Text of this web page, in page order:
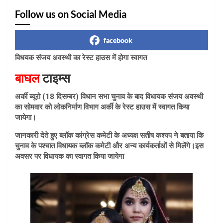
Follow us on Social Media
facebook
विधयक संजय अवस्थी का रेस्ट हाउस में होगा स्वागत
बाघलटाइम्स
अर्की ब्यूरो (18 दिसम्बर) विधान सभा चुनाव के बाद विधायक संजय अवस्थी
का सोमवार को लोकनिर्माण विभाग अर्की के रेस्ट हाउस में स्वागत किया
जायेगा।
जानकारी देते हुए ब्लॉक कांग्रेस कमेटी के अध्यक्ष सतीष कश्यप ने बताया कि
चुनाव के पश्चात विधायक ब्लॉक कमेटी और अन्य कार्यकर्ताओं से मिलेंगे।इस
अवसर पर विधायक का स्वागत किया जायेगा